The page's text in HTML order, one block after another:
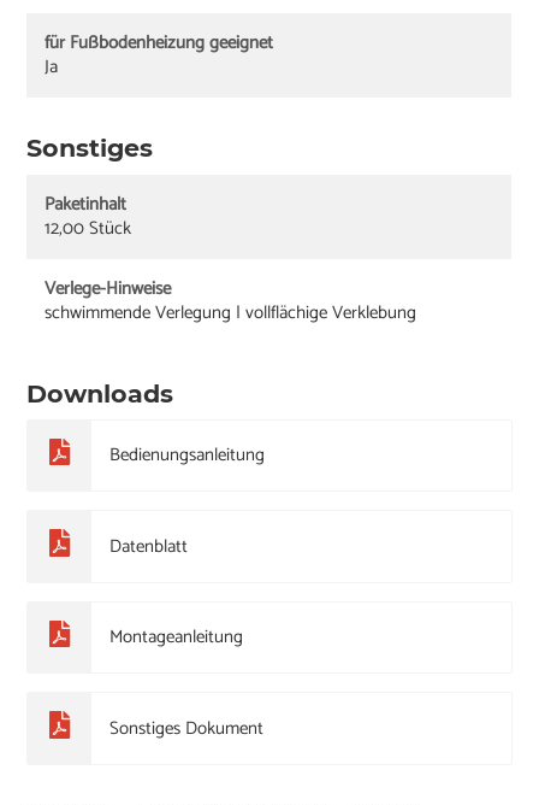
für Fußbodenheizung geeignet
Ja
Sonstiges
Paketinhalt
12,00 Stück
Verlege-Hinweise
schwimmende Verlegung | vollflächige Verklebung
Downloads
Bedienungsanleitung
Datenblatt
Montageanleitung
Sonstiges Dokument